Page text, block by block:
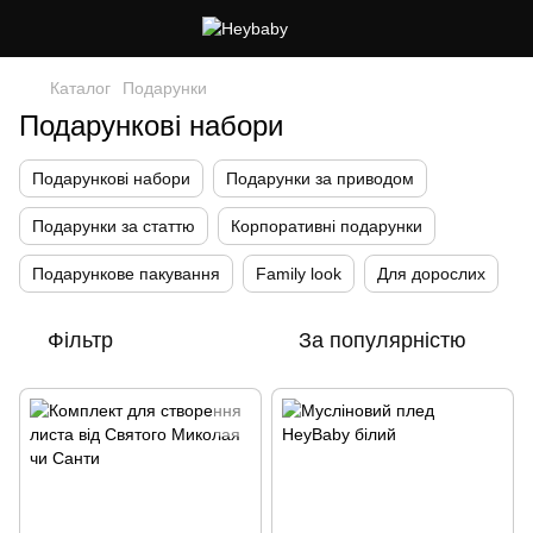
Каталог Подарунки
Подарункові набори
Подарункові набори Подарунки за приводом
Подарунки за статтю Корпоративні подарунки
Подарункове пакування Family look Для дорослих
Фільтр За популярністю